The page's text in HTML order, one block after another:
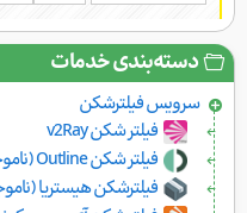
دسته‌بندی خدمات
سرویس فیلتر‌شکن
فیلتر شکن v2Ray
فیلتر شکن Outline (ناموجود)
فیلترشکن هیستریا